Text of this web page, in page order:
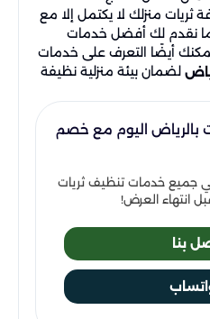
ثريات منزلك لا يكتمل إلا مع
نقدم لك أفضل خدمات
أيضًا التعرف على خدمات
لضمان بيئة منزلية نظيفة
بالرياض اليوم مع خصم
خصم 30% علي جميع خدمات تنظيف ثريات
انتهاء العرض!
بنا